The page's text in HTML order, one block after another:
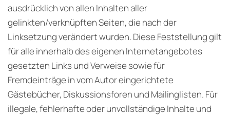
ausdrücklich von allen Inhalten aller
gelinkten/verknüpften Seiten, die nach der
Linksetzung verändert wurden. Diese Feststellung gilt
für alle innerhalb des eigenen Internetangebotes
gesetzten Links und Verweise sowie für
Fremdeinträge in vom Autor eingerichtete
Gästebücher, Diskussionsforen und Mailinglisten. Für
illegale, fehlerhafte oder unvollständige Inhalte und